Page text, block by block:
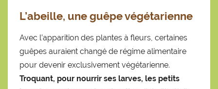
i
n
L’abeille, une guêpe végétarienne
Avec l’apparition des plantes à fleurs, certaines
guêpes auraient changé de régime alimentaire
pour devenir exclusivement végétarienne.
Troquant, pour nourrir ses larves, les petits